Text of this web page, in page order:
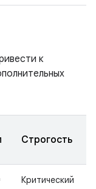
к
Строгость
Критический